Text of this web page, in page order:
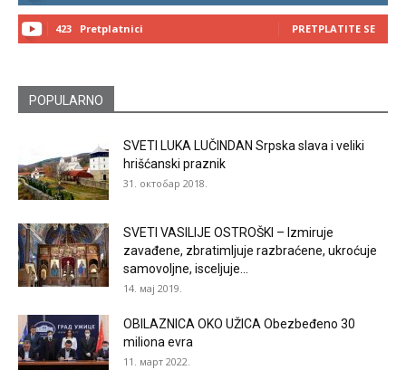
423 Pretplatnici PRETPLATITE SE
POPULARNO
SVETI LUKA LUČINDAN Srpska slava i veliki
hrišćanski praznik
31. октобар 2018.
SVETI VASILIJE OSTROŠKI – Izmiruje
zavađene, zbratimljuje razbraćene, ukroćuje
samovoljne, isceljuje...
14. мај 2019.
OBILAZNICA OKO UŽICA Obezbeđeno 30
miliona evra
11. март 2022.